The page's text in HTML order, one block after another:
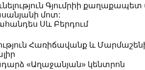
Գյումրիի
մոտ:
Սև Բերդում
Հառիճավանք և
«Աղաջանյան» կենտրոն